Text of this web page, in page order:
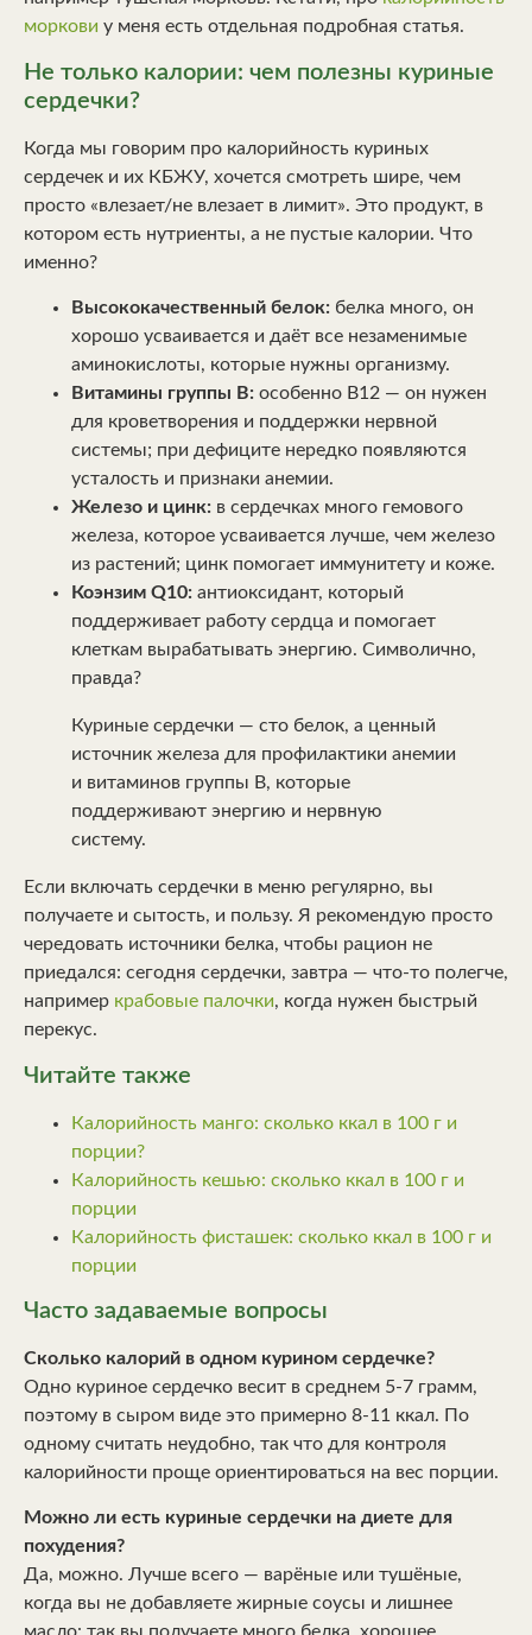
моркови у меня есть отдельная подробная статья.
Не только калории: чем полезны куриные
сердечки?
Когда мы говорим про калорийность куриных
сердечек и их КБЖУ, хочется смотреть шире, чем
просто «влезает/не влезает в лимит». Это продукт, в
котором есть нутриенты, а не пустые калории. Что
именно?
Высококачественный белок: белка много, он
хорошо усваивается и даёт все незаменимые
аминокислоты, которые нужны организму.
Витамины группы B: особенно B12 — он нужен
для кроветворения и поддержки нервной
системы; при дефиците нередко появляются
усталость и признаки анемии.
Железо и цинк: в сердечках много гемового
железа, которое усваивается лучше, чем железо
из растений; цинк помогает иммунитету и коже.
Коэнзим Q10: антиоксидант, который
поддерживает работу сердца и помогает
клеткам вырабатывать энергию. Символично,
правда?
Куриные сердечки — сто белок, а ценный
источник железа для профилактики анемии
и витаминов группы B, которые
поддерживают энергию и нервную
систему.
Если включать сердечки в меню регулярно, вы
получаете и сытость, и пользу. Я рекомендую просто
чередовать источники белка, чтобы рацион не
приедался: сегодня сердечки, завтра — что-то полегче,
например крабовые палочки, когда нужен быстрый
перекус.
Читайте также
Калорийность манго: сколько ккал в 100 г и
порции?
Калорийность кешью: сколько ккал в 100 г и
порции
Калорийность фисташек: сколько ккал в 100 г и
порции
Часто задаваемые вопросы
Сколько калорий в одном курином сердечке?
Одно куриное сердечко весит в среднем 5-7 грамм,
поэтому в сыром виде это примерно 8-11 ккал. По
одному считать неудобно, так что для контроля
калорийности проще ориентироваться на вес порции.
Можно ли есть куриные сердечки на диете для
похудения?
Да, можно. Лучше всего — варёные или тушёные,
когда вы не добавляете жирные соусы и лишнее